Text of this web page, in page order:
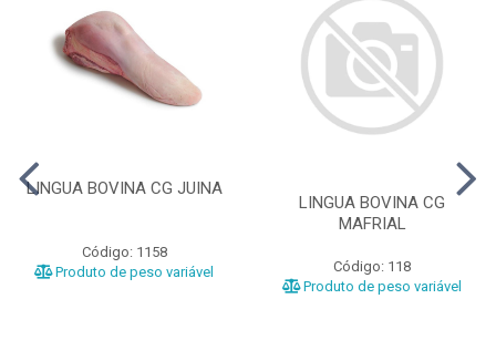
LINGUA BOVINA CG JUINA
Código: 1158
Produto de peso variável
LINGUA BOVINA CG
MAFRIAL
Código: 118
Produto de peso variável